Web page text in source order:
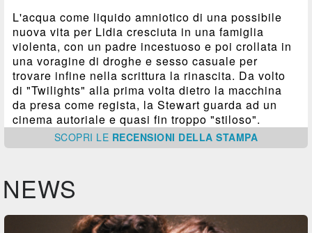
L'acqua come liquido amniotico di una possibile
nuova vita per Lidia cresciuta in una famiglia
violenta, con un padre incestuoso e poi crollata in
una voragine di droghe e sesso casuale per
trovare infine nella scrittura la rinascita. Da volto
di "Twilights" alla prima volta dietro la macchina
da presa come regista, la Stewart guarda ad un
cinema autoriale e quasi fin troppo "stiloso".
SCOPRI LE RECENSIONI DELLA STAMPA
NEWS